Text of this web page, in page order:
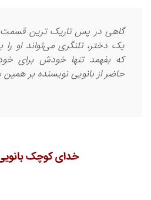
گاهی در پس تاریک ترین قسمت
یک دختر، تلنگری می‌تواند او
که بفهمد تنها خودش برای
حاضر از بانویی نویسنده بر همین
خدای کوچک